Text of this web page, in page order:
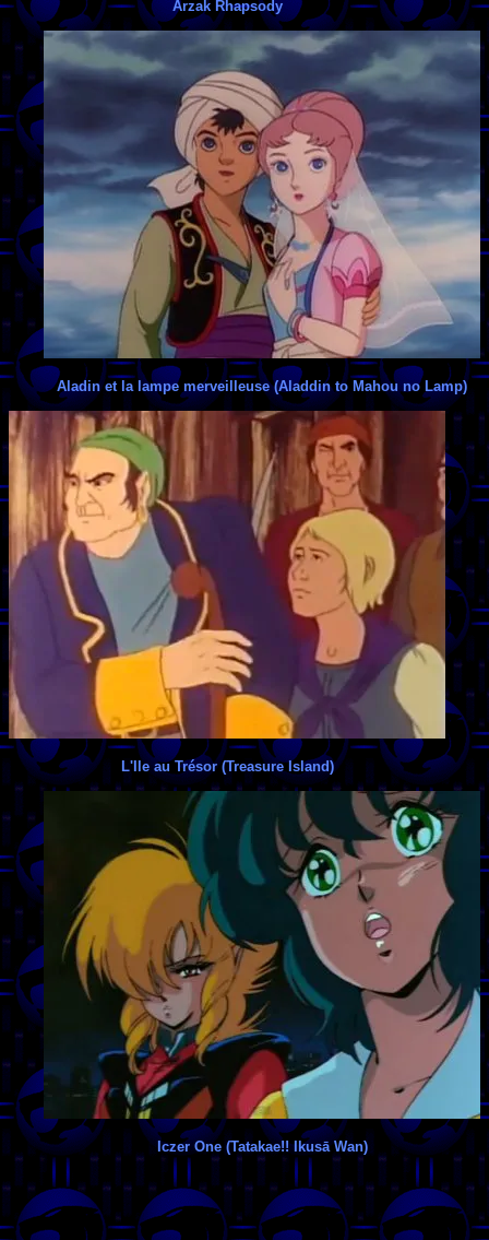
Arzak Rhapsody
Aladin et la lampe merveilleuse (Aladdin to Mahou no Lamp)
L'Ile au Trésor (Treasure Island)
Iczer One (Tatakae!! Ikusā Wan)